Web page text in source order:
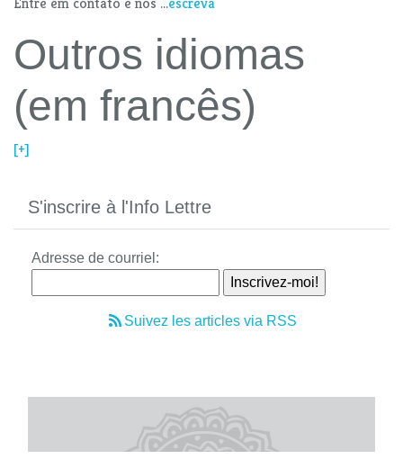
Outros idiomas
(em francês)
[+]
S'inscrire à l'Info Lettre
Adresse de courriel:
Suivez les articles via RSS